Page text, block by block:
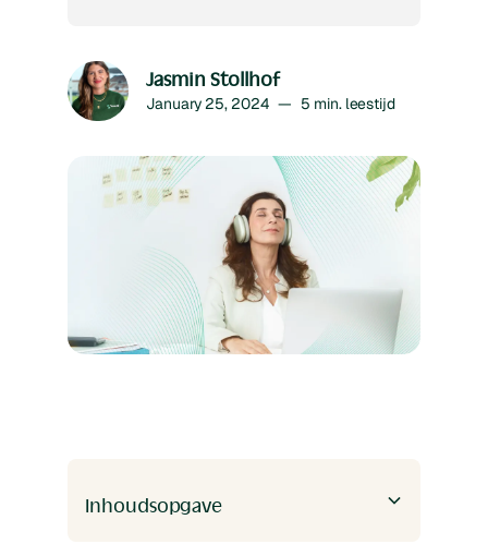
Jasmin Stollhof
January 25, 2024 — 5 min. leestijd
Inhoudsopgave